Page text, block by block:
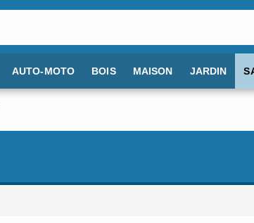
AUTO-MOTO BOIS MAISON JARDIN